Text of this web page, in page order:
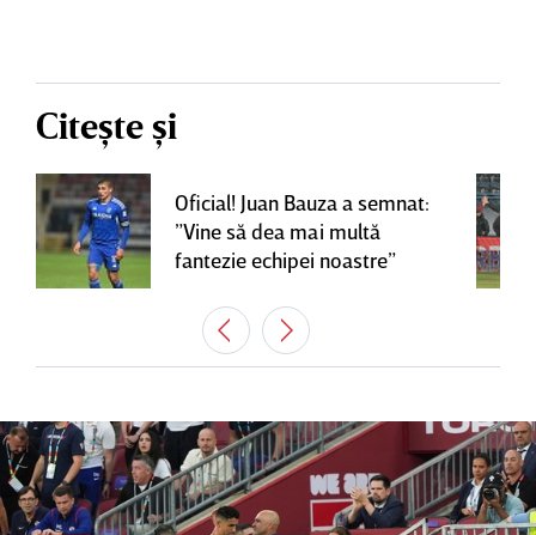
Citește și
Oficial! Juan Bauza a semnat:
”Vine să dea mai multă
fantezie echipei noastre”